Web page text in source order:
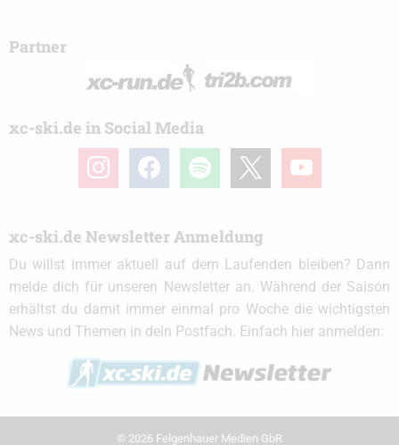
Partner
xc-ski.de in Social Media
instagramfacebook spotify youtube
xc-ski.de Newsletter Anmeldung
Du willst immer aktuell auf dem Laufenden bleiben? Dann
melde dich für unseren Newsletter an. Während der Saison
erhältst du damit immer einmal pro Woche die wichtigsten
News und Themen in dein Postfach. Einfach hier anmelden:
© 2026 Felgenhauer Medien GbR